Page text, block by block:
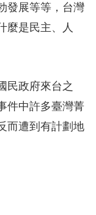
發展等等，台灣
麼是民主、人
民政府來台之
件中許多臺灣菁
而遭到有計劃地